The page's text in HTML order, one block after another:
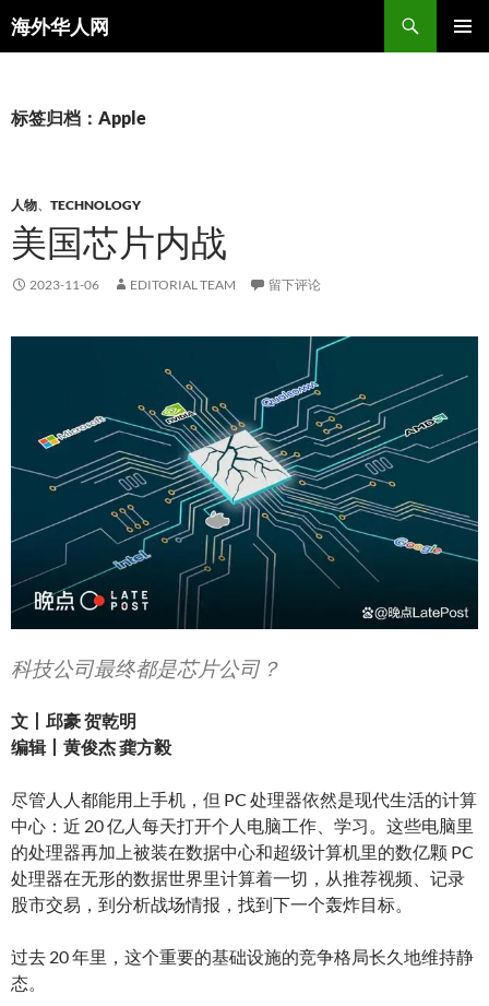
海外华人网
搜
索
文
标签归档：Apple
人物、 TECHNOLOGY
美国芯片内战
2023-11-06 EDITORIAL TEAM 留下评论
科技公司最终都是芯片公司？
文丨邱豪 贺乾明
编辑丨黄俊杰 龚方毅
尽管人人都能用上手机，但 PC 处理器依然是现代生活的计算
中心：近 20 亿人每天打开个人电脑工作、学习。这些电脑里
的处理器再加上被装在数据中心和超级计算机里的数亿颗 PC
处理器在无形的数据世界里计算着一切，从推荐视频、记录
股市交易，到分析战场情报，找到下一个轰炸目标。
过去 20 年里，这个重要的基础设施的竞争格局长久地维持静
态。